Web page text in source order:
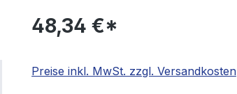
48,34 €*
Preise inkl. MwSt. zzgl. Versandkosten